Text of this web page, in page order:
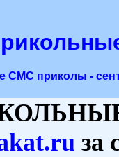
СМС приколы -
.ru за